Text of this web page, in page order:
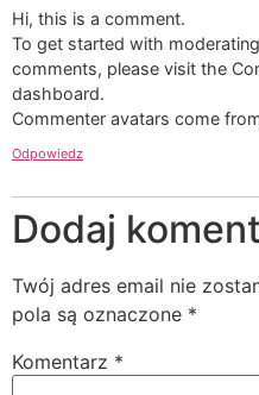
Hi, this is a comment.
To get started with
comments, please visit the
dashboard.
Commenter avatars come
Odpowiedz
Dodaj
Twój adres email nie
pola są oznaczone *
Komentarz *